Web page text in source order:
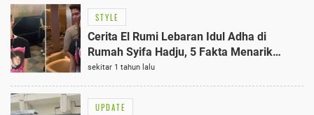
STYLE
Cerita El Rumi Lebaran Idul Adha di
Rumah Syifa Hadju, 5 Fakta Menarik
Terungkap
sekitar 1 tahun lalu
UPDATE